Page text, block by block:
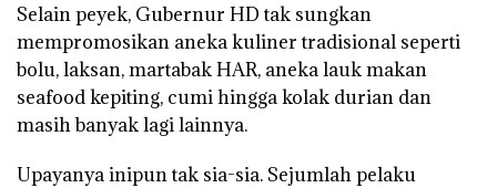
Selain peyek, Gubernur HD tak sungkan
mempromosikan aneka kuliner tradisional seperti
bolu, laksan, martabak HAR, aneka lauk makan
seafood kepiting, cumi hingga kolak durian dan
masih banyak lagi lainnya.
Upayanya inipun tak sia-sia. Sejumlah pelaku